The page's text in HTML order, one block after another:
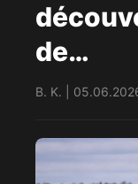
de…
B. K. |